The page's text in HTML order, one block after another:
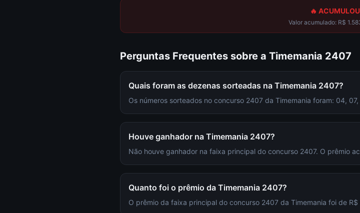
🔥
Valor acumulado: R$
Perguntas Frequentes sobre a Timemania 2407
Quais foram as dezenas sorteadas na Timemania 2407?
Os números sorteados no concurso 2407 da Timemania foram: 04,
Houve ganhador na Timemania 2407?
Não houve ganhador na faixa principal do concurso 2407. O prêmio
Quanto foi o prêmio da Timemania 2407?
O prêmio da faixa principal do concurso 2407 da Timemania foi de